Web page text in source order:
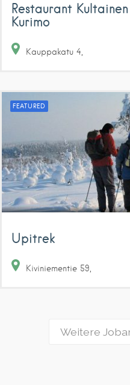
Restaurant
Kurimo
Kauppakatu 4
FEATURED
Upitrek
Kiviniementie 59
Weitere